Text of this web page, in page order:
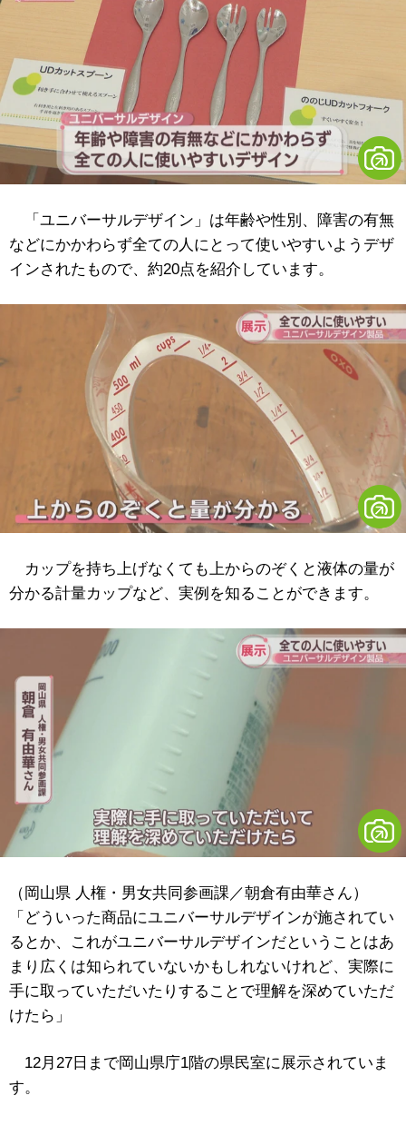
「ユニバーサルデザイン」は年齢や性別、障害の有無
などにかかわらず全ての人にとって使いやすいようデザ
インされたもので、約20点を紹介しています。
カップを持ち上げなくても上からのぞくと液体の量が
分かる計量カップなど、実例を知ることができます。
（岡山県 人権・男女共同参画課／朝倉有由華さん）
「どういった商品にユニバーサルデザインが施されてい
るとか、これがユニバーサルデザインだということはあ
まり広くは知られていないかもしれないけれど、実際に
手に取っていただいたりすることで理解を深めていただ
けたら」
12月27日まで岡山県庁1階の県民室に展示されていま
す。